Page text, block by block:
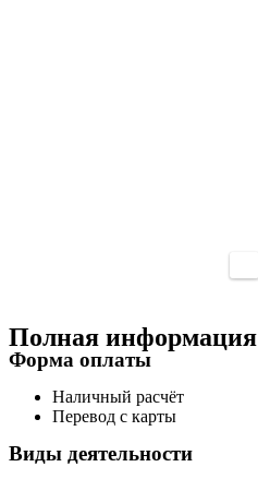
Полная информация
Форма оплаты
Наличный расчёт
Перевод с карты
Виды деятельности